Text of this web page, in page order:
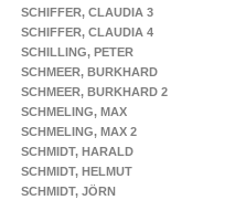
SCHIFFER, CLAUDIA 3
SCHIFFER, CLAUDIA 4
SCHILLING, PETER
SCHMEER, BURKHARD
SCHMEER, BURKHARD 2
SCHMELING, MAX
SCHMELING, MAX 2
SCHMIDT, HARALD
SCHMIDT, HELMUT
SCHMIDT, JÖRN